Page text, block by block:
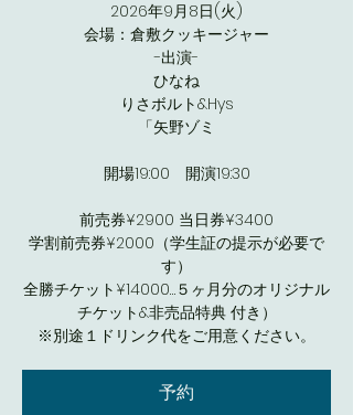
2026年9月8日(火)
会場：倉敷クッキージャー
-出演-
ひなね
りさボルト&Hys
「矢野ゾミ
開場19:00 開演19:30
前売券¥2900 当日券¥3400
学割前売券¥2000（学生証の提示が必要で
す）
全勝チケット¥14000…５ヶ月分のオリジナル
チケット&非売品特典 付き）
※別途１ドリンク代をご用意ください。
予約